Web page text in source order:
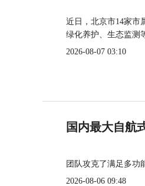
近日，北京市14家市
绿化养护、生态监测
2026-08-07 03:10
国内最大自航
团队攻克了满足多功
2026-08-06 09:48